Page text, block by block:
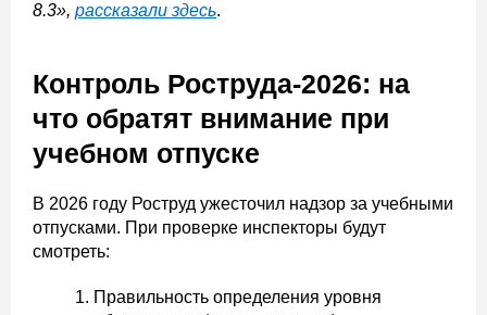
8.3», рассказали здесь.
Контроль Роструда-2026: на
что обратят внимание при
учебном отпуске
В 2026 году Роструд ужесточил надзор за учебными
отпусками. При проверке инспекторы будут
смотреть:
Правильность определения уровня